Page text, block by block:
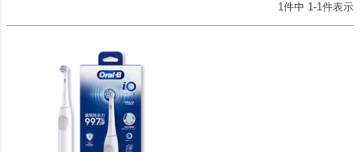
1件中 1-1件表示